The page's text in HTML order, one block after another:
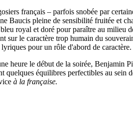
français – parfois snobée par
pleine de sensibilité fruitée et
royal et doré pour paraître au milieu
sur le caractère trop humain du
pour un rôle d'abord de
heure le début de la soirée,
quelques équilibres perfectibles au
à la française.